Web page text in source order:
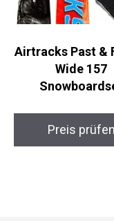
Airtracks
Future Wide
Preis prüfen